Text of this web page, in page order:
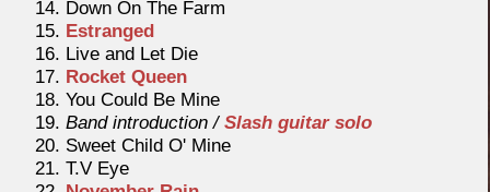
Down On The Farm
Estranged
Live and Let Die
Rocket Queen
You Could Be Mine
Band introduction / Slash guitar solo
Sweet Child O' Mine
T.V Eye